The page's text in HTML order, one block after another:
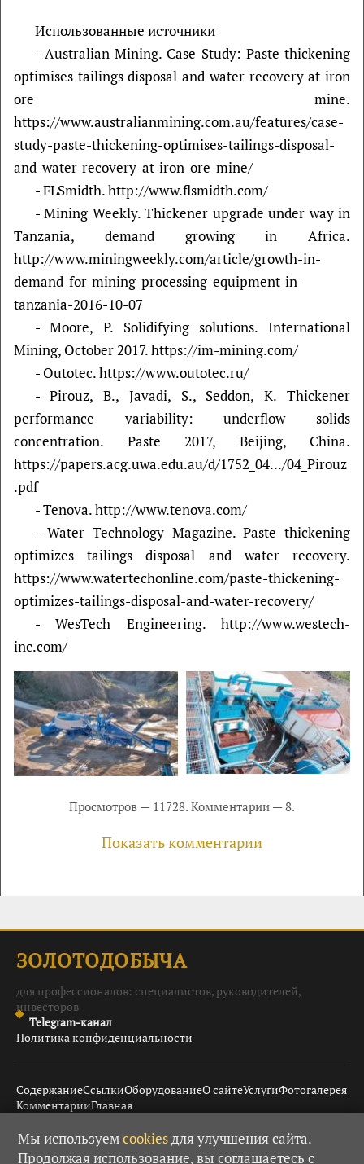
Использованные источники
- Australian Mining. Case Study: Paste thickening
optimises tailings disposal and water recovery at iron
ore mine.
https://www.australianmining.com.au/features/case-
study-paste-thickening-optimises-tailings-disposal-
and-water-recovery-at-iron-ore-mine/
- FLSmidth. http://www.flsmidth.com/
- Mining Weekly. Thickener upgrade under way in
Tanzania, demand growing in Africa.
http://www.miningweekly.com/article/growth-in-
demand-for-mining-processing-equipment-in-
tanzania-2016-10-07
- Moore, P. Solidifying solutions. International
Mining, October 2017. https://im-mining.com/
- Outotec. https://www.outotec.ru/
- Pirouz, B., Javadi, S., Seddon, K. Thickener
performance variability: underflow solids
concentration. Paste 2017, Beijing, China.
https://papers.acg.uwa.edu.au/d/1752_04.../04_Pirouz
.pdf
- Tenova. http://www.tenova.com/
- Water Technology Magazine. Paste thickening
optimizes tailings disposal and water recovery.
https://www.watertechonline.com/paste-thickening-
optimizes-tailings-disposal-and-water-recovery/
- WesTech Engineering. http://www.westech-
inc.com/
Просмотров — 11728. Комментарии — 8.
Показать комментарии
ЗОЛОТОДОБЫЧА
для профессионалов: специалистов, руководителей,
инвесторов
Telegram-канал
Политика конфиденциальности
СодержаниеСсылкиОборудованиеО сайтеУслугиФотогалерея
КомментарииГлавная
© 2008–2026 Золотодобыча · 18+ · При использовании
Мы используемcookiesдля улучшения сайта.
Продолжая использование, вы соглашаетесь с